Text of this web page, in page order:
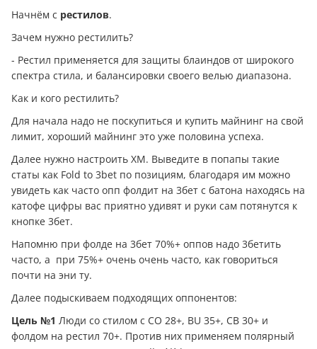
Начнём с рестилов.
Зачем нужно рестилить?
- Рестил применяется для защиты блаиндов от широкого
спектра стила, и балансировки своего велью диапазона.
Как и кого рестилить?
Для начала надо не поскупиться и купить майнинг на свой
лимит, хороший майнинг это уже половина успеха.
Далее нужно настроить ХМ. Выведите в попапы такие
статы как Fold to 3bet по позициям, благодаря им можно
увидеть как часто опп фолдит на 3бет с батона находясь на
катофе цифры вас приятно удивят и руки сам потянутся к
кнопке 3бет.
Напомню при фолде на 3бет 70%+ оппов надо 3бетить
часто, а при 75%+ очень очень часто, как говориться
почти на эни ту.
Далее подыскиваем подходящих оппонентов:
Цель №1 Люди со стилом с CO 28+, BU 35+, CB 30+ и
фолдом на рестил 70+. Против них применяем полярный